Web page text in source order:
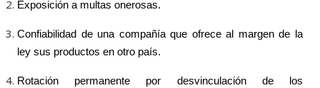
Exposición a multas onerosas.
Confiabilidad de una compañía que ofrece al margen de la
ley sus productos en otro país.
Rotación permanente por desvinculación de los